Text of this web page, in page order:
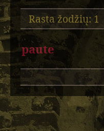
Rasta žodžių: 1
paute